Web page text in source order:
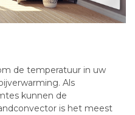
de temperatuur in uw
Als
kunnen de
is het meest